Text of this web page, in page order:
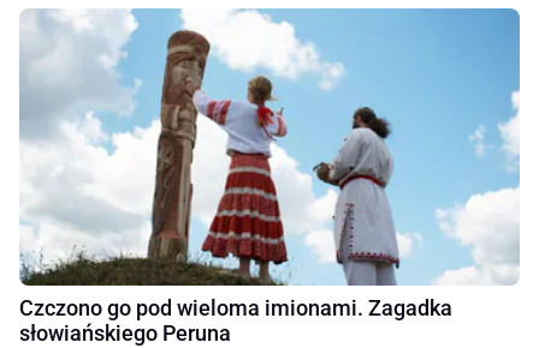
Czczono go pod wieloma imionami. Zagadka
słowiańskiego Peruna